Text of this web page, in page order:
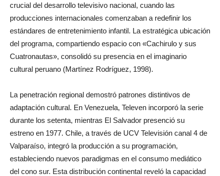
crucial del desarrollo televisivo nacional, cuando las
producciones internacionales comenzaban a redefinir los
estándares de entretenimiento infantil. La estratégica ubicación
del programa, compartiendo espacio con «Cachirulo y sus
Cuatronautas», consolidó su presencia en el imaginario
cultural peruano (Martínez Rodríguez, 1998).
La penetración regional demostró patrones distintivos de
adaptación cultural. En Venezuela, Televen incorporó la serie
durante los setenta, mientras El Salvador presenció su
estreno en 1977. Chile, a través de UCV Televisión canal 4 de
Valparaíso, integró la producción a su programación,
estableciendo nuevos paradigmas en el consumo mediático
del cono sur. Esta distribución continental reveló la capacidad